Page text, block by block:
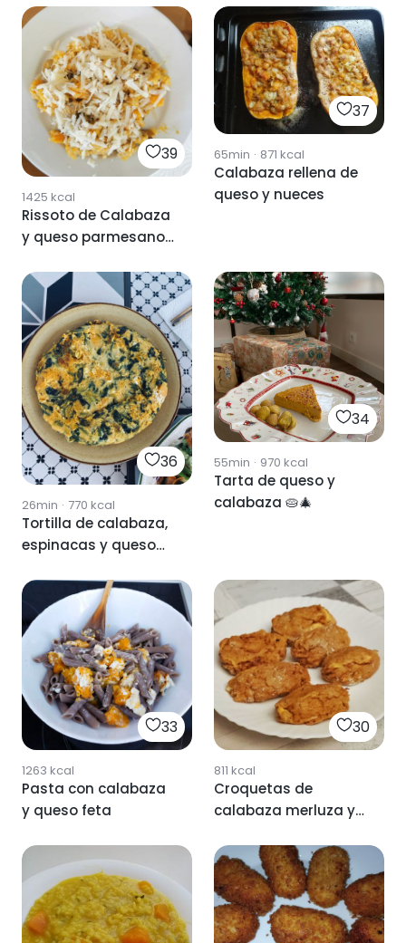
39
1425 kcal
Rissoto de Calabaza
y queso parmesano
37
65min · 871 kcal
Calabaza rellena de
queso y nueces
36
26min · 770 kcal
Tortilla de calabaza,
espinacas y queso
34
55min · 970 kcal
Tarta de queso y
calabaza 🥧🎄
33
1263 kcal
Pasta con calabaza
y queso feta
30
811 kcal
Croquetas de
calabaza merluza y